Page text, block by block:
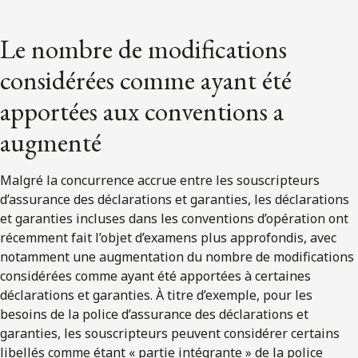
Le nombre de modifications
considérées comme ayant été
apportées aux conventions a
augmenté
Malgré la concurrence accrue entre les souscripteurs
d’assurance des déclarations et garanties, les déclarations
et garanties incluses dans les conventions d’opération ont
récemment fait l’objet d’examens plus approfondis, avec
notamment une augmentation du nombre de modifications
considérées comme ayant été apportées à certaines
déclarations et garanties. À titre d’exemple, pour les
besoins de la police d’assurance des déclarations et
garanties, les souscripteurs peuvent considérer certains
libellés comme étant « partie intégrante » de la police